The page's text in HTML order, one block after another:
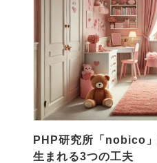
PHP研究所「nobico
生まれる3つの工夫